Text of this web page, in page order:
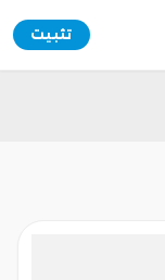
تثبيت